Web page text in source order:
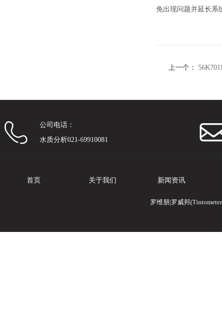
免出现问题并延长系
上一个：
公司电话：
水质分析021-69910081
首页 关于我们 新闻资讯
罗维朋|罗威邦